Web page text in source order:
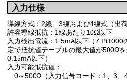
入力仕様
導線方式：2線、3線および4線式（出
許容導線抵抗：1線あたり10Ω以下
入力検出電流：1.5mA以下（7:Pt1000
定で抵抗値テーブルの最大値が500Ωを
0.15mA以下）
入力可能抵抗値：
0～500Ω（入力信号コード：1、3、4